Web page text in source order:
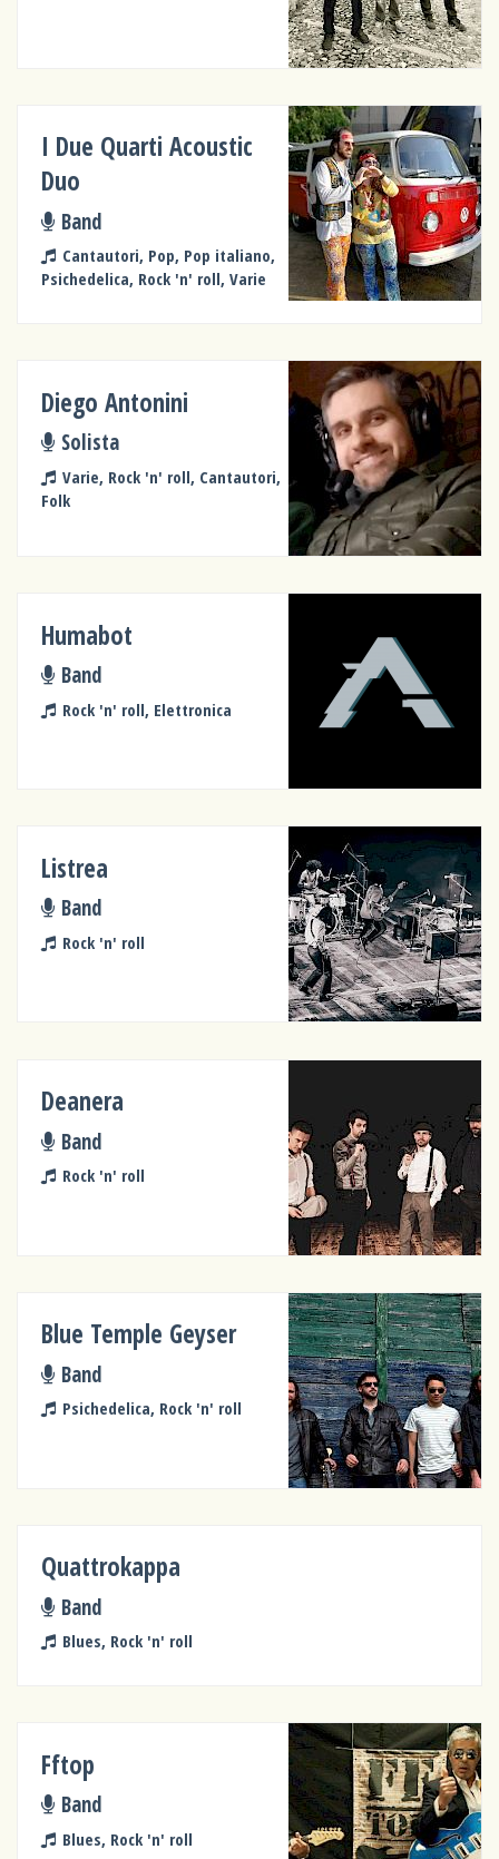
I Due Quarti Acoustic
Duo
Band
Cantautori, Pop, Pop italiano,
Psichedelica, Rock 'n' roll, Varie
Diego Antonini
Solista
Varie, Rock 'n' roll, Cantautori,
Folk
Humabot
Band
Rock 'n' roll, Elettronica
Listrea
Band
Rock 'n' roll
Deanera
Band
Rock 'n' roll
Blue Temple Geyser
Band
Psichedelica, Rock 'n' roll
Quattrokappa
Band
Blues, Rock 'n' roll
Fftop
Band
Blues, Rock 'n' roll